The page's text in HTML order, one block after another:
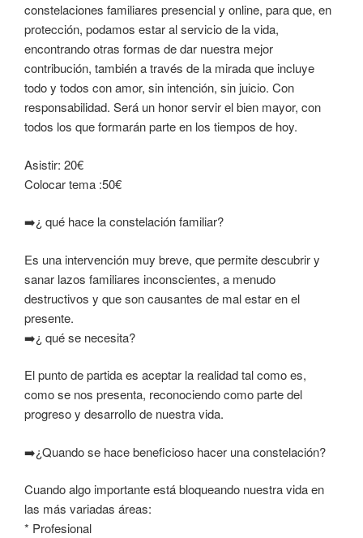
constelaciones familiares presencial y online, para que, en
protección, podamos estar al servicio de la vida,
encontrando otras formas de dar nuestra mejor
contribución, también a través de la mirada que incluye
todo y todos con amor, sin intención, sin juicio. Con
responsabilidad. Será un honor servir el bien mayor, con
todos los que formarán parte en los tiempos de hoy.
Asistir: 20€
Colocar tema :50€
➡️¿ qué hace la constelación familiar?
Es una intervención muy breve, que permite descubrir y
sanar lazos familiares inconscientes, a menudo
destructivos y que son causantes de mal estar en el
presente.
➡️¿ qué se necesita?
El punto de partida es aceptar la realidad tal como es,
como se nos presenta, reconociendo como parte del
progreso y desarrollo de nuestra vida.
➡️¿Quando se hace beneficioso hacer una constelación?
Cuando algo importante está bloqueando nuestra vida en
las más variadas áreas:
* Profesional